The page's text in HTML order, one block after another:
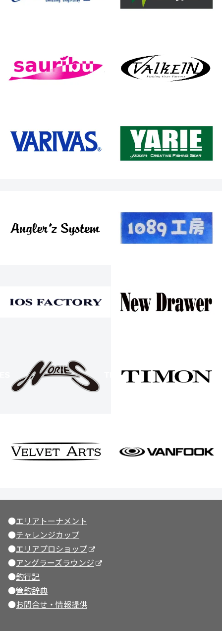
●エリアトーナメント
●チャレンジカップ
●エリアプロショップ
●アングラーズラウンジ
●釣行記
●管釣辞典
●お問合せ・情報提供